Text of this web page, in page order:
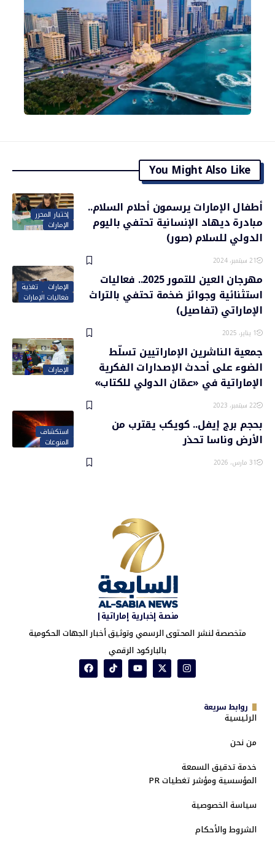
You Might Also Like
إختيار المحرر
الإمارات
أطفال الإمارات يرسمون أحلام السلام..
مبادرة ديهاد الإنسانية تحتفي باليوم
الدولي للسلام (صور)
21 سبتمبر، 2024
الإمارات
تغذية
فعاليات الإمارات
مهرجان العين للتمور 2025.. فعاليات
استثنائية وجوائز ضخمة تحتفي بالتراث
الإماراتي (تفاصيل)
1 يناير، 2025
الإمارات
جمعية الناشرين الإماراتيين تسلّط
الضوء على أحدث الإصدارات الفكرية
الإماراتية في «عمّان الدولي للكتاب»
22 سبتمبر، 2023
استكشاف
المنوعات
بحجم برج إيفل.. كويكب يقترب من
الأرض وناسا تحذر
31 مارس، 2026
منصة إخبارية إماراتية|
متخصصة لنشر المحتوى الرسمي وتوثيق أخبار الجهات الحكومية
بالباركود الرقمي
روابط سريعة
الرئيسية
من نحن
خدمة تدقيق السمعة
المؤسسية ومؤشر تغطيات PR
سياسة الخصوصية
الشروط والأحكام